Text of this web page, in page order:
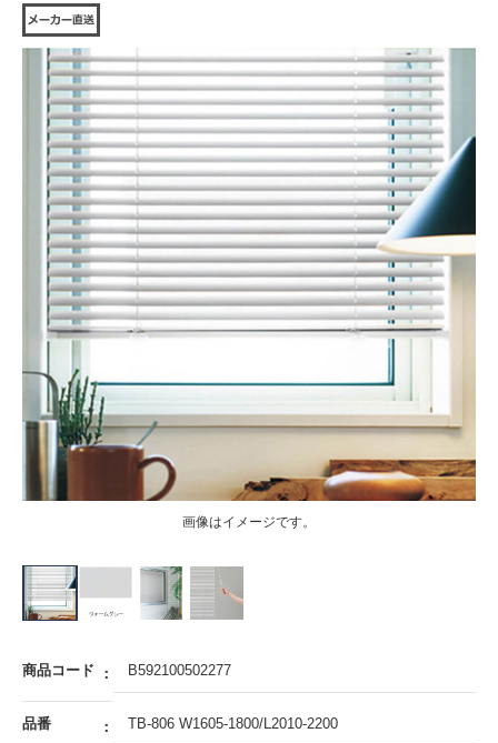
画像はイメージです。
商品コード B592100502277
品番 TB-806 W1605-1800/L2010-2200